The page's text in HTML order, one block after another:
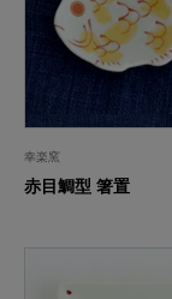
幸楽窯
赤目鯛型 箸置